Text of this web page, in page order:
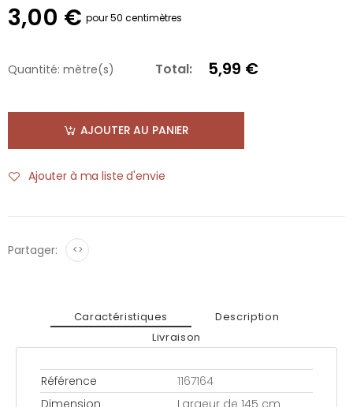
3,00 € pour 50 centimètres
Quantité: mètre(s) Total: 5,99 €
AJOUTER AU PANIER
Ajouter à ma liste d'envie
Partager: <>
Caractéristiques
Description
Livraison
Référence
1167164
Dimension
Largeur de 145 cm